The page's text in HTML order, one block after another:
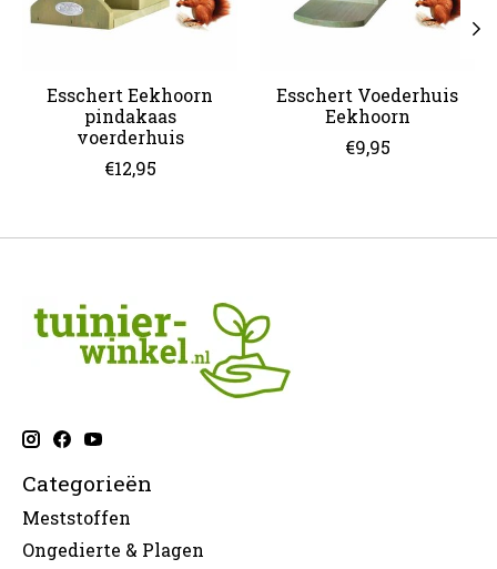
Esschert Eekhoorn
pindakaas
voerderhuis
€12,95
Esschert Voederhuis
Eekhoorn
€9,95
Categorieën
Meststoffen
Ongedierte & Plagen